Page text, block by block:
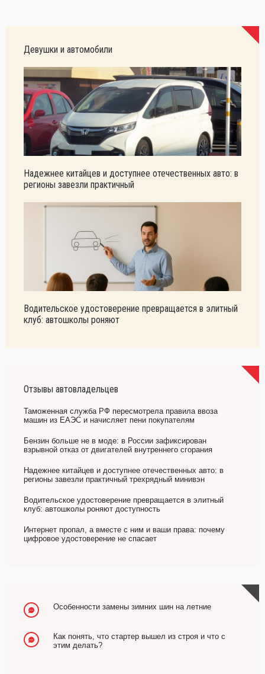
Девушки и автомобили
Надежнее китайцев и доступнее отечественных авто: в
регионы завезли практичный
Водительское удостоверение превращается в элитный
клуб: автошколы роняют
Отзывы автовладельцев
Таможенная служба РФ пересмотрела правила ввоза
машин из ЕАЭС и начисляет пени покупателям
Бензин больше не в моде: в России зафиксирован
взрывной отказ от двигателей внутреннего сгорания
Надежнее китайцев и доступнее отечественных авто: в
регионы завезли практичный трехрядный минивэн
Водительское удостоверение превращается в элитный
клуб: автошколы роняют доступность
Интернет пропал, а вместе с ним и ваши права: почему
цифровое удостоверение не спасает
Особенности замены зимних шин на летние
Как понять, что стартер вышел из строя и что с
этим делать?